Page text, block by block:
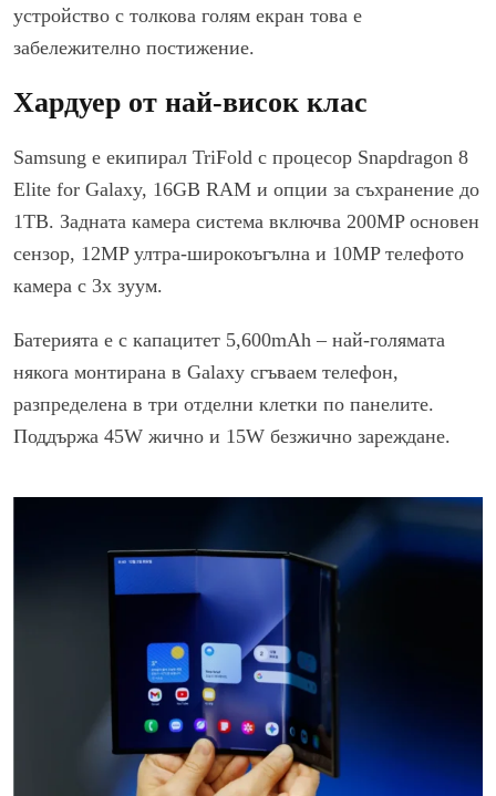
устройство с толкова голям екран това е
забележително постижение.
Хардуер от най-висок клас
Samsung е екипирал TriFold с процесор Snapdragon 8
Elite for Galaxy, 16GB RAM и опции за съхранение до
1TB. Задната камера система включва 200MP основен
сензор, 12MP ултра-широкоъгълна и 10MP телефото
камера с 3x зуум.
Батерията е с капацитет 5,600mAh – най-голямата
някога монтирана в Galaxy сгъваем телефон,
разпределена в три отделни клетки по панелите.
Поддържа 45W жично и 15W безжично зареждане.